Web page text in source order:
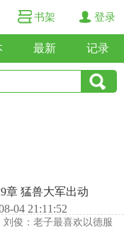
书架 登录
最新 记录
章 猛兽大军出动
04 21:11:52
俊：老子最喜欢以德服